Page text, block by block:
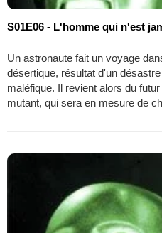
S01E06 - L'homme qui n'est
Un astronaute fait un voyage
désertique, résultat d'un
maléfique. Il revient alors du
mutant, qui sera en mesure de